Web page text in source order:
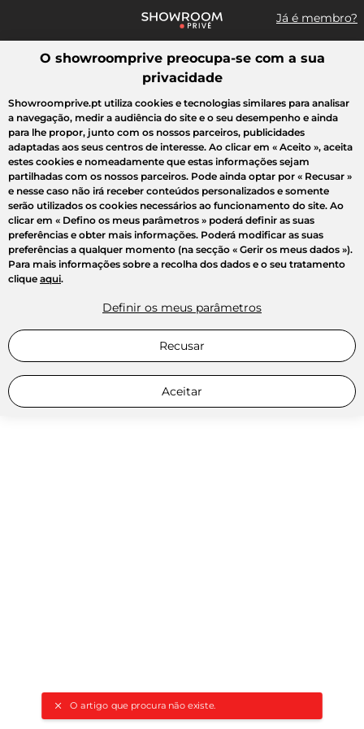
Já é membro?
Pesquisar uma marca, um artigo, uma venda...
O artigo que procura não existe.
Todas as vendas Moda Desporto Casa Criança Beleza
O showroomprive preocupa-se com a sua
privacidade
Showroomprive.pt utiliza cookies e tecnologias similares para analisar
a navegação, medir a audiência do site e o seu desempenho e ainda
para lhe propor, junto com os nossos parceiros, publicidades
adaptadas aos seus centros de interesse. Ao clicar em « Aceito », aceita
estes cookies e nomeadamente que estas informações sejam
partilhadas com os nossos parceiros. Pode ainda optar por « Recusar »
e nesse caso não irá receber conteúdos personalizados e somente
serão utilizados os cookies necessários ao funcionamento do site. Ao
clicar em « Defino os meus parâmetros » poderá definir as suas
preferências e obter mais informações. Poderá modificar as suas
preferências a qualquer momento (na secção « Gerir os meus dados »).
Para mais informações sobre a recolha dos dados e o seu tratamento
clique aqui.
Definir os meus parâmetros
Recusar
Aceitar